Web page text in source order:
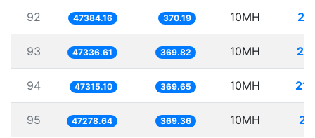
92 47384.16 370.19 10MH
93 47336.61 369.82 10MH
94 47315.10 369.65 10MH
95 47278.64 369.36 10MH